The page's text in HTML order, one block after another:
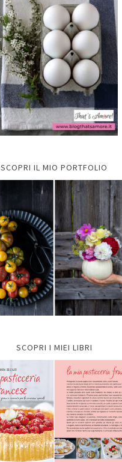
SCOPRI IL MIO PORTFOLIO
SCOPRI I MIEI LIBRI